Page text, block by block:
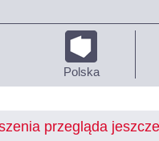
Polska
przegląda